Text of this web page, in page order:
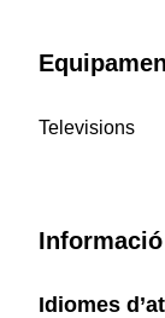
Televisions
Idiomes